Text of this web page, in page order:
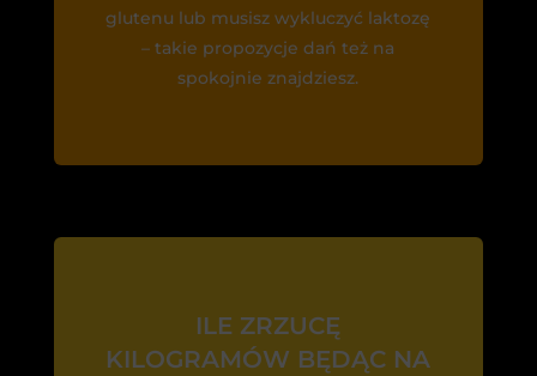
glutenu lub musisz wykluczyć laktozę
– takie propozycje dań też na
spokojnie znajdziesz.
ILE ZRZUCĘ
KILOGRAMÓW BĘDĄC NA